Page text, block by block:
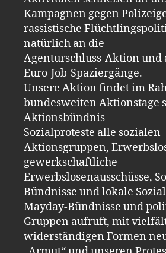
Kampagnen gegen
rassistische
natürlich an die
Agenturschluss-Aktion und
Euro-Job-Spaziergänge.
Unsere Aktion findet im
bundesweiten Aktionstage
Aktionsbündnis
Sozialproteste alle sozialen
Aktionsgruppen,
gewerkschaftliche
Erwerbslosenausschüsse,
Bündnisse und lokale
Mayday-Bündnisse und
Gruppen aufruft, mit
widerständigen Formen